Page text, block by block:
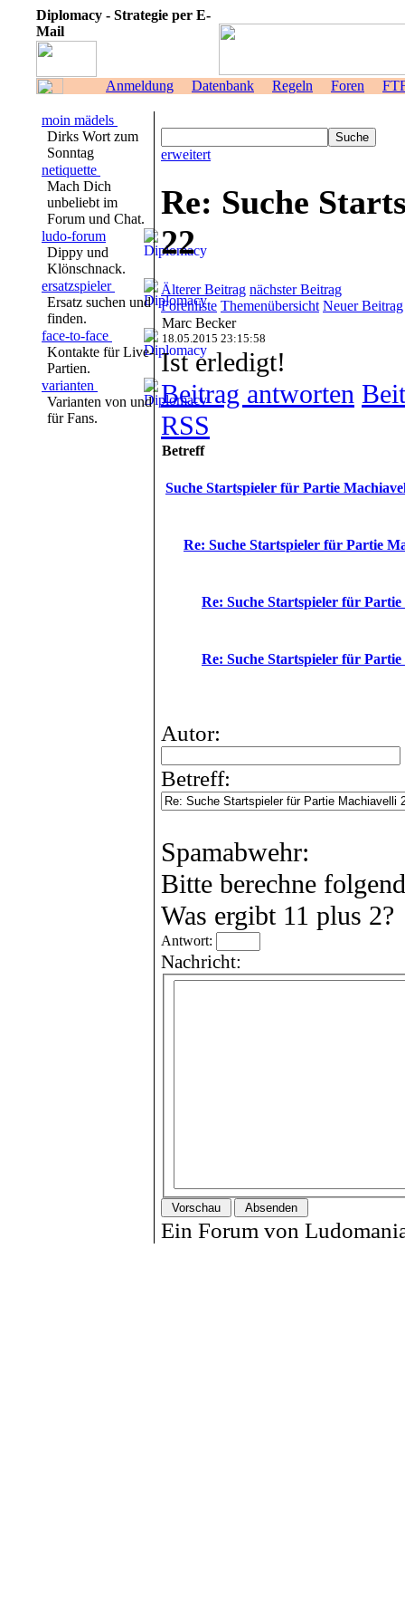
Diplomacy - Strategie per E-
Mail
Anmeldung Datenbank Regeln Foren
moin mädels
Dirks Wort zum
Sonntag
netiquette
Mach Dich
unbeliebt im
Forum und Chat.
ludo-forum
Dippy und
Klönschnack.
ersatzspieler
Ersatz suchen und
finden.
face-to-face
Kontakte für Live-
Partien.
varianten
Varianten von und
für Fans.
erweitert
Re: Suche
22
Älterer Beitrag nächster Beitrag
Forenliste Themenübersicht Neuer Beitrag
Marc Becker
18.05.2015 23:15:58
Ist erledigt!
Beitrag antworten
RSS
Betreff
Suche Startspieler für Partie
Re: Suche Startspieler für Partie
Re: Suche Startspieler für
Re: Suche Startspieler für
Autor:
Betreff:
Spamabwehr:
Bitte berechne
Was ergibt 11 plus 2?
Antwort:
Nachricht:
Ein Forum von